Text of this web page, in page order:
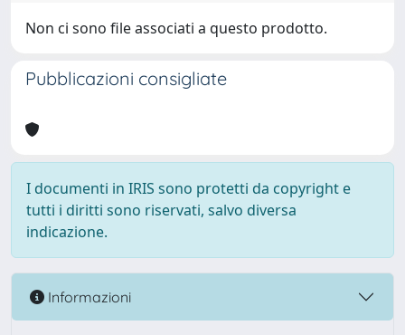
Non ci sono file associati a questo prodotto.
Pubblicazioni consigliate
I documenti in IRIS sono protetti da copyright e
tutti i diritti sono riservati, salvo diversa
indicazione.
Informazioni